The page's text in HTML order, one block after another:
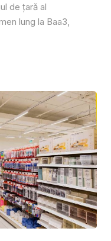
de țară al
lung la Baa3,